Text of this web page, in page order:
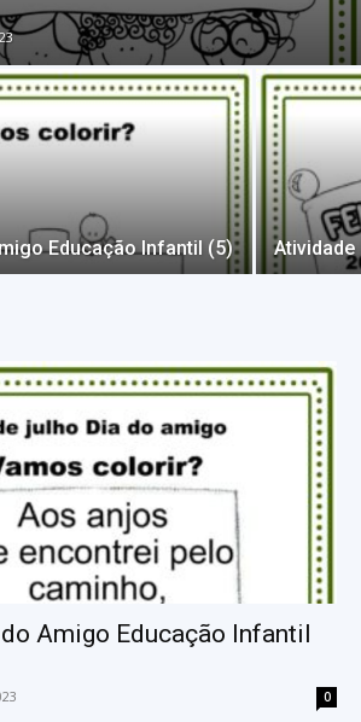
Educação Infantil (5)
Amigo Educação Infantil
0